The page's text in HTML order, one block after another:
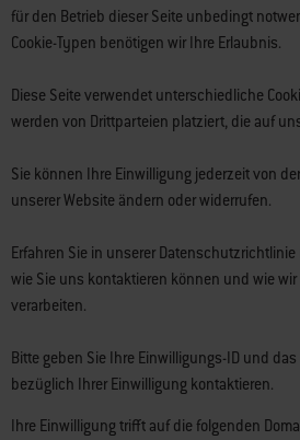
für den Betrieb dieser Seite unbedingt
Cookie-Typen benötigen wir Ihre Erlaubnis.
Diese Seite verwendet unterschiedliche
werden von Drittparteien platziert, die auf
Sie können Ihre Einwilligung jederzeit von
unserer Website ändern oder widerrufen.
Erfahren Sie in unserer
wie Sie uns kontaktieren können und wie
verarbeiten.
Bitte geben Sie Ihre Einwilligungs-ID und
bezüglich Ihrer Einwilligung kontaktieren.
Ihre Einwilligung trifft auf die folgenden